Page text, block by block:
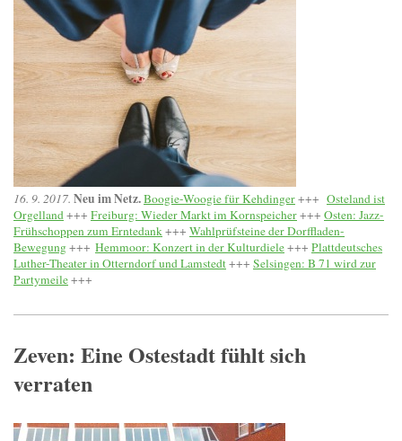
16. 9. 2017. Neu im Netz.Boogie-Woogie für Kehdinger+++ Osteland ist
Orgelland+++ Freiburg: Wieder Markt im Kornspeicher+++ Osten: Jazz-
Frühschoppen zum Erntedank+++ Wahlprüfsteine der Dorffladen-
Bewegung+++ Hemmoor: Konzert in der Kulturdiele+++ Plattdeutsches
Luther-Theater in Otterndorf und Lamstedt+++ Selsingen: B 71 wird zur
Partymeile+++
Zeven: Eine Ostestadt fühlt sich
verraten